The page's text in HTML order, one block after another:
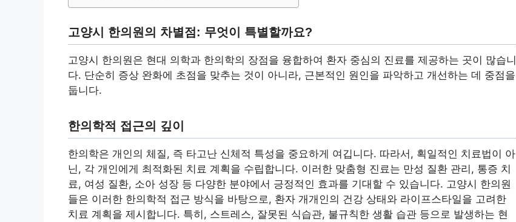
고양시 한의원의 차별점: 무엇이 특별할까요?
고양시 한의원은 현대 의학과 한의학의 장점을 융합하여 환자 중심의 진료를 제공하는 곳이 많습니
다. 단순히 증상 완화에 초점을 맞추는 것이 아니라, 근본적인 원인을 파악하고 개선하는 데 중점을
둡니다.
한의학적 접근의 깊이
한의학은 개인의 체질, 즉 타고난 신체적 특성을 중요하게 여깁니다. 따라서, 획일적인 치료법이 아
닌, 각 개인에게 최적화된 치료 계획을 수립합니다. 이러한 맞춤형 진료는 만성 질환 관리, 통증 치
료, 여성 질환, 소아 성장 등 다양한 분야에서 긍정적인 효과를 기대할 수 있습니다. 고양시 한의원
들은 이러한 한의학적 접근 방식을 바탕으로, 환자 개개인의 건강 상태와 라이프스타일을 고려한
치료 계획을 제시합니다. 특히, 스트레스, 잘못된 식습관, 불규칙한 생활 습관 등으로 발생하는 현